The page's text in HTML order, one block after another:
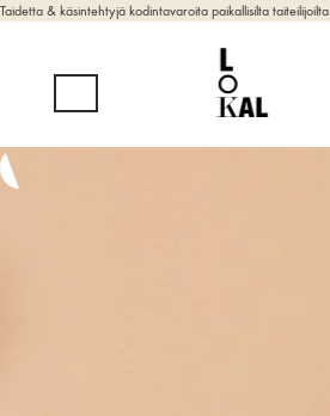
Taidetta & käsintehtyjä kodintavaroita paikallisilta